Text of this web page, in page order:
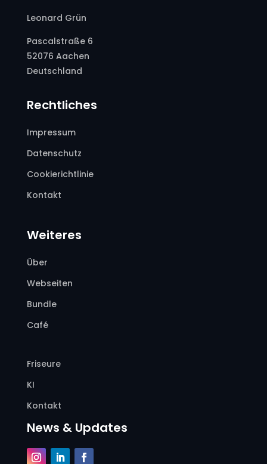
Leonard Grün
Pascalstraße 6
52076 Aachen
Deutschland
Rechtliches
Impressum
Datenschutz
Cookierichtlinie
Kontakt
Weiteres
Über
Webseiten
Bundle
Café
Friseure
KI
Kontakt
News & Updates